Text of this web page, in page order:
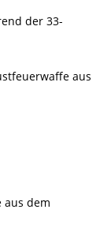
der 33-
aus
aus dem